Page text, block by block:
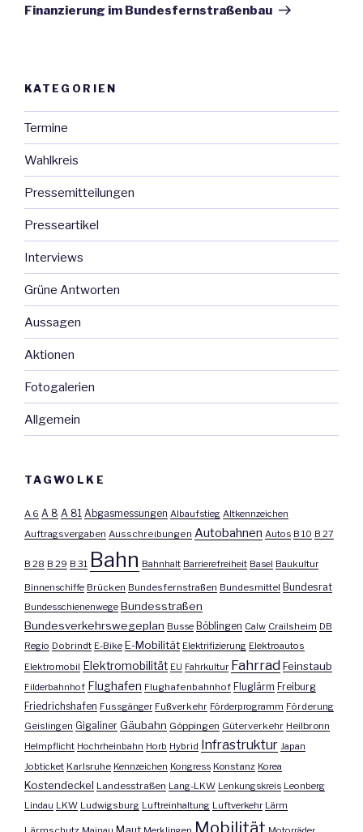
Finanzierung im Bundesfernstraßenbau
KATEGORIEN
Termine
Wahlkreis
Pressemitteilungen
Presseartikel
Interviews
Grüne Antworten
Aussagen
Aktionen
Fotogalerien
Allgemein
TAGWOLKE
A 6 A 8 A 81 Abgasmessungen Albaufstieg Altkennzeichen
Auftragsvergaben Ausschreibungen Autobahnen Autos B 10 B 27
B 28 B 29 B 31 Bahn Bahnhalt Barrierefreiheit Basel Baukultur
Binnenschiffe Brücken Bundesfernstraßen Bundesmittel Bundesrat
Bundesschienenwege Bundesstraßen
Bundesverkehrswegeplan Busse Böblingen Calw Crailsheim DB
Regio Dobrindt E-Bike E-Mobilität Elektrifizierung Elektroautos
Elektromobil Elektromobilität EU Fahrkultur FahrradFeinstaub
Filderbahnhof Flughafen Flughafenbahnhof Fluglärm Freiburg
Friedrichshafen Fussgänger Fußverkehr Förderprogramm Förderung
Geislingen Gigaliner Gäubahn Göppingen Güterverkehr Heilbronn
Helmpflicht Hochrheinbahn Horb Hybrid Infrastruktur Japan
Jobticket Karlsruhe Kennzeichen Kongress Konstanz Korea
Kostendeckel Landesstraßen Lang-LKW Lenkungskreis Leonberg
Lindau LKW Ludwigsburg Luftreinhaltung Luftverkehr Lärm
Mobilität